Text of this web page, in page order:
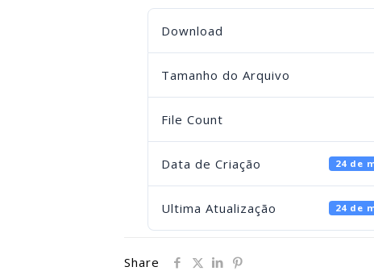
Download
Tamanho do Arquivo
File Count
Data de Criação 24 de
Ultima Atualização 24 de
Share